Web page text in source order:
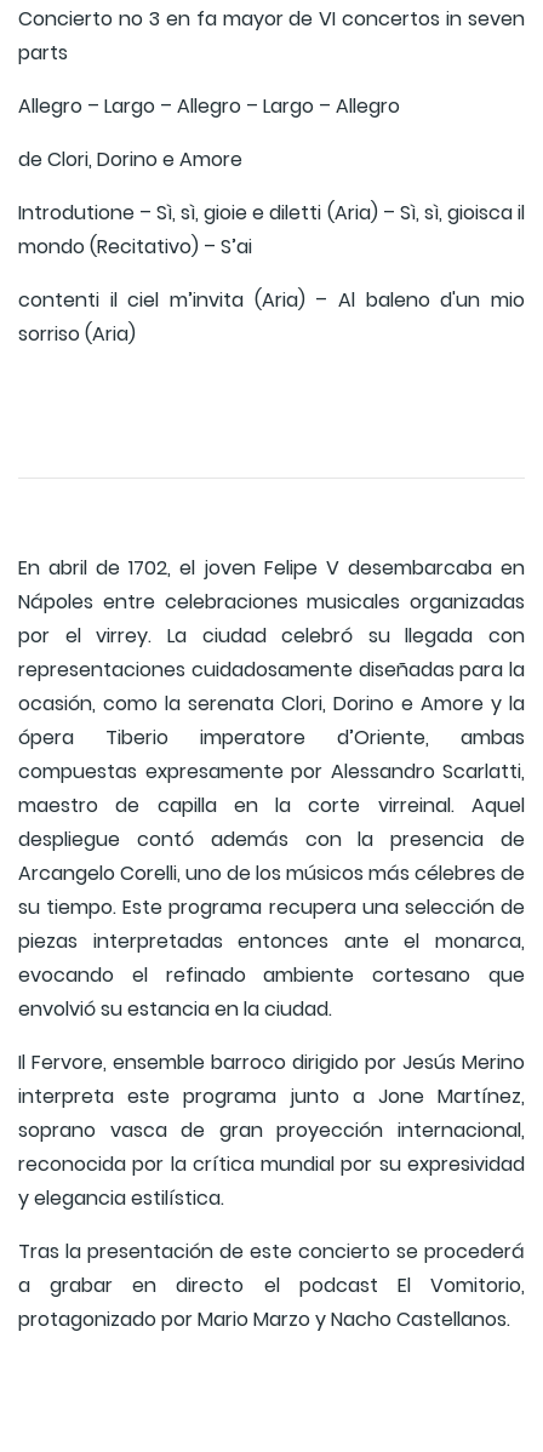
Concierto no 3 en fa mayor de VI concertos in seven
parts
Allegro – Largo – Allegro – Largo – Allegro
de Clori, Dorino e Amore
Introdutione – Sì, sì, gioie e diletti (Aria) – Sì, sì, gioisca il
mondo (Recitativo) – S’ai
contenti il ciel m’invita (Aria) – Al baleno d'un mio
sorriso (Aria)
En abril de 1702, el joven Felipe V desembarcaba en
Nápoles entre celebraciones musicales organizadas
por el virrey. La ciudad celebró su llegada con
representaciones cuidadosamente diseñadas para la
ocasión, como la serenata Clori, Dorino e Amore y la
ópera Tiberio imperatore d’Oriente, ambas
compuestas expresamente por Alessandro Scarlatti,
maestro de capilla en la corte virreinal. Aquel
despliegue contó además con la presencia de
Arcangelo Corelli, uno de los músicos más célebres de
su tiempo. Este programa recupera una selección de
piezas interpretadas entonces ante el monarca,
evocando el refinado ambiente cortesano que
envolvió su estancia en la ciudad.
Il Fervore, ensemble barroco dirigido por Jesús Merino
interpreta este programa junto a Jone Martínez,
soprano vasca de gran proyección internacional,
reconocida por la crítica mundial por su expresividad
y elegancia estilística.
Tras la presentación de este concierto se procederá
a grabar en directo el podcast El Vomitorio,
protagonizado por Mario Marzo y Nacho Castellanos.